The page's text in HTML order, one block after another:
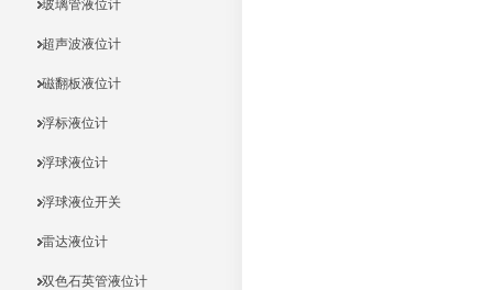
玻璃管液位计
超声波液位计
磁翻板液位计
浮标液位计
浮球液位计
浮球液位开关
雷达液位计
双色石英管液位计